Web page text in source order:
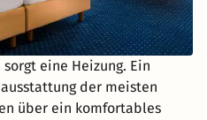
eine Heizung. Ein
der meisten
über ein komfortables